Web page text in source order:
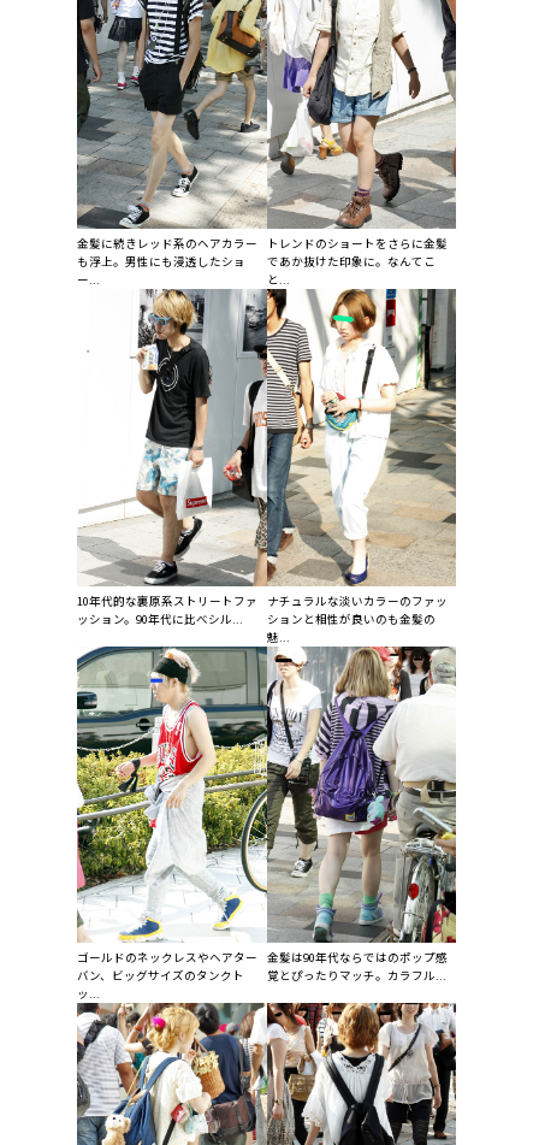
金髪に続きレッド系のヘアカラー
も浮上。男性にも浸透したショ
ー...
トレンドのショートをさらに金髪
であか抜けた印象に。なんてこ
と...
10年代的な裏原系ストリートファ
ッション。90年代に比べシル...
ナチュラルな淡いカラーのファッ
ションと相性が良いのも金髪の
魅...
ゴールドのネックレスやヘアター
バン、ビッグサイズのタンクト
ッ...
金髪は90年代ならではのポップ感
覚とぴったりマッチ。カラフル...